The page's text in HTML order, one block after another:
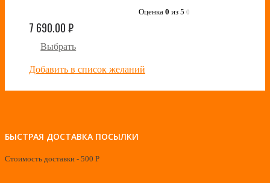
Оценка 0 из 5 0
7 690.00₽
Выбрать
Добавить в список желаний
БЫСТРАЯ ДОСТАВКА ПОСЫЛКИ
Стоимость доставки - 500 Р